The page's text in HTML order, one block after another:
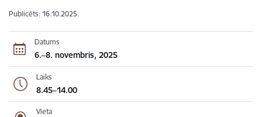
Publicēts: 16.10.2025.
Datums
6.–8. novembris, 2025
Laiks
8.45–14.00
Vieta